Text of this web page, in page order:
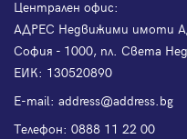
Централен офис:
АДРЕС Недвижими имоти
София - 1000, пл. Света
ЕИК: 130520890
Е-mail: address@address.bg
Телефон: 0888 11 22 00